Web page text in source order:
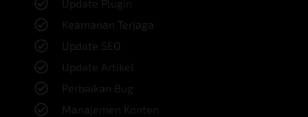
Update Plugin
Keamanan Terjaga
Update SEO
Update Artikel
Perbaikan Bug
Manajemen Konten